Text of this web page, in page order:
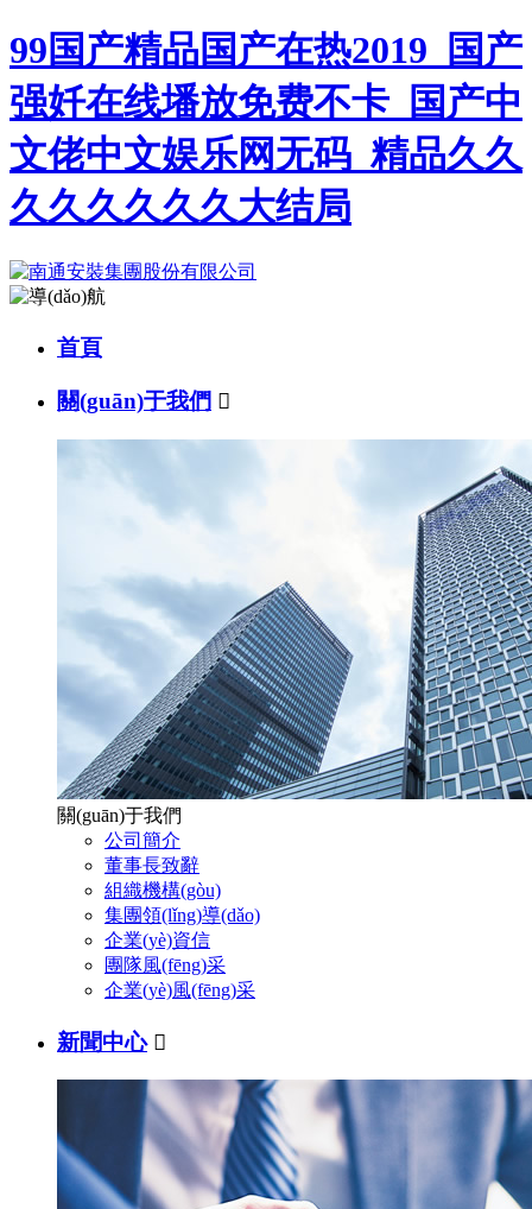
99国产精品国产在热2019_国产
强奷在线墦放免费不卡_国产中
文佬中文娱乐网无码_精品久久
久久久久久久大结局
首頁
關(guān)于我們 
關(guān)于我們
公司簡介
董事長致辭
組織機構(gòu)
集團領(lǐng)導(dǎo)
企業(yè)資信
團隊風(fēng)采
企業(yè)風(fēng)采
新聞中心 